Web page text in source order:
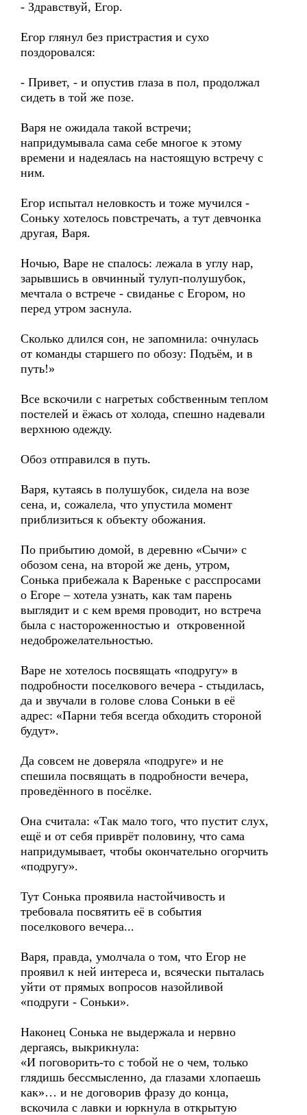
- Здравствуй, Егор.
Егор глянул без пристрастия и сухо
поздоровался:
- Привет, - и опустив глаза в пол, продолжал
сидеть в той же позе.
Варя не ожидала такой встречи;
напридумывала сама себе многое к этому
времени и надеялась на настоящую встречу с
ним.
Егор испытал неловкость и тоже мучился -
Соньку хотелось повстречать, а тут девчонка
другая, Варя.
Ночью, Варе не спалось: лежала в углу нар,
зарывшись в овчинный тулуп-полушубок,
мечтала о встрече - свиданье с Егором, но
перед утром заснула.
Сколько длился сон, не запомнила: очнулась
от команды старшего по обозу: Подъём, и в
путь!»
Все вскочили с нагретых собственным теплом
постелей и ёжась от холода, спешно надевали
верхнюю одежду.
Обоз отправился в путь.
Варя, кутаясь в полушубок, сидела на возе
сена, и, сожалела, что упустила момент
приблизиться к объекту обожания.
По прибытию домой, в деревню «Сычи» с
обозом сена, на второй же день, утром,
Сонька прибежала к Вареньке с расспросами
о Егоре – хотела узнать, как там парень
выглядит и с кем время проводит, но встреча
была с настороженностью и откровенной
недоброжелательностью.
Варе не хотелось посвящать «подругу» в
подробности поселкового вечера - стыдилась,
да и звучали в голове слова Соньки в её
адрес: «Парни тебя всегда обходить стороной
будут».
Да совсем не доверяла «подруге» и не
спешила посвящать в подробности вечера,
проведённого в посёлке.
Она считала: «Так мало того, что пустит слух,
ещё и от себя приврёт половину, что сама
напридумывает, чтобы окончательно огорчить
«подругу».
Тут Сонька проявила настойчивость и
требовала посвятить её в события
поселкового вечера...
Варя, правда, умолчала о том, что Егор не
проявил к ней интереса и, всячески пыталась
уйти от прямых вопросов назойливой
«подруги - Соньки».
Наконец Сонька не выдержала и нервно
дергаясь, выкрикнула:
«И поговорить-то с тобой не о чем, только
глядишь бессмысленно, да глазами хлопаешь
как»… и не договорив фразу до конца,
вскочила с лавки и юркнула в открытую